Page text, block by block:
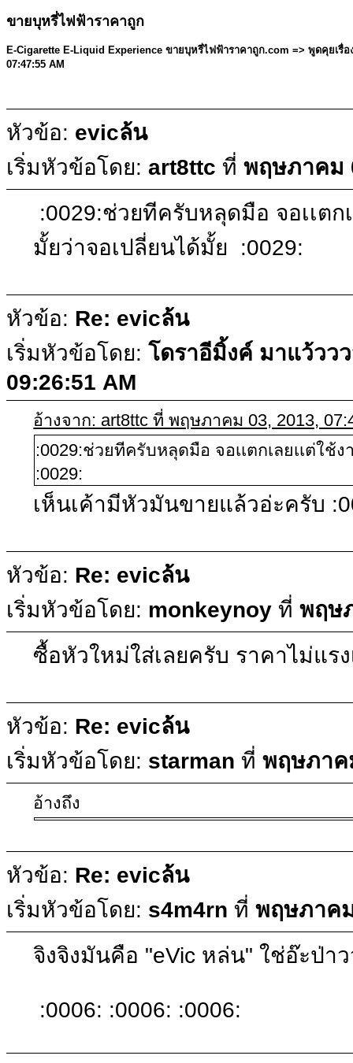
ขายบุหรี่ไฟฟ้าราคาถูก
E-Cigarette E-Liquid Experience ขายบุหรี่ไฟฟ้าราคาถูก.com => พูดคุยเรื่
07:47:55 AM
หัวข้อ: evicล้น
เริ่มหัวข้อโดย: art8ttc ที่ พฤษภาคม
:0029:ช่วยทีครับหลุดมือ จอเเตก
มั้ยว่าจอเปลี่ยนได้มั้ย :0029:
หัวข้อ: Re: evicล้น
เริ่มหัวข้อโดย: โดราอีมิ้งค์ มาแว้วว
09:26:51 AM
อ้างจาก: art8ttc ที่ พฤษภาคม 03, 2013,
:0029:ช่วยทีครับหลุดมือ จอเเตกเลยเเต่ใ
:0029:
เห็นเค้ามีหัวมันขายแล้วอ่ะครับ
หัวข้อ: Re: evicล้น
เริ่มหัวข้อโดย: monkeynoy ที่ พฤษ
ซื้อหัวใหม่ใส่เลยครับ ราคาไม่แร
หัวข้อ: Re: evicล้น
เริ่มหัวข้อโดย: starman ที่ พฤษภาค
อ้างถึง
หัวข้อ: Re: evicล้น
เริ่มหัวข้อโดย: s4m4rn ที่ พฤษภาค
จิงจิงมันคือ "eVic หล่น" ใช่อ๊ะป่า
:0006: :0006: :0006: